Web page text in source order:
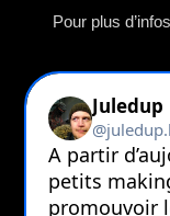
Pour plus